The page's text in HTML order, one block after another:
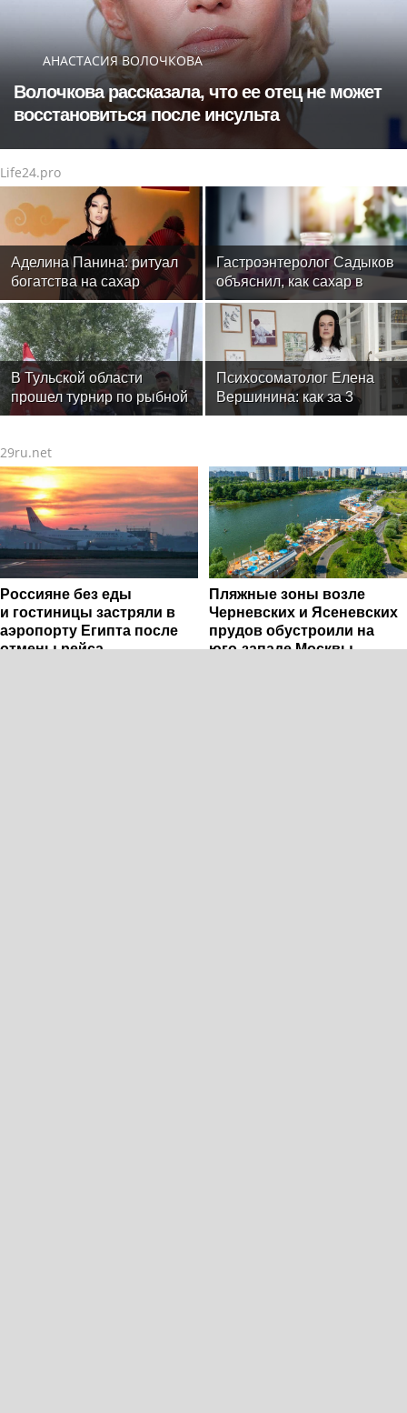
АНАСТАСИЯ ВОЛОЧКОВА
Волочкова рассказала, что ее отец не может
восстановиться после инсульта
Life24.pro
Аделина Панина: ритуал
богатства на сахар
Гастроэнтеролог Садыков
объяснил, как сахар в
рационе ускоряет
изнашивание тканей
В Тульской области
прошел турнир по рыбной
ловле среди команд
Психосоматолог Елена
Вершинина: как за 3
минуты вернуть себе
29ru.net
Россияне без еды
и гостиницы застряли в
аэропорту Египта после
отмены рейса
Пляжные зоны возле
Черневских и Ясеневских
прудов обустроили на
юго-западе Москвы